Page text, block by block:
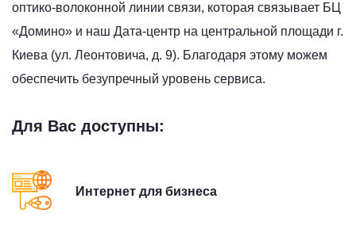
оптико-волоконной линии связи, которая связывает БЦ
«Домино» и наш Дата-центр на центральной площади г.
Киева (ул. Леонтовича, д. 9). Благодаря этому можем
обеспечить безупречный уровень сервиса.
Для Вас доступны:
Интернет для бизнеса